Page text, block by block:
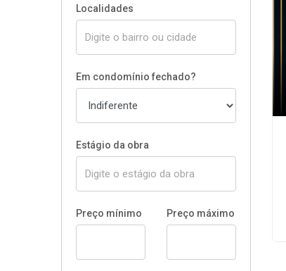
Localidades
Em condomínio fechado?
Estágio da obra
Preço mínimo Preço máximo